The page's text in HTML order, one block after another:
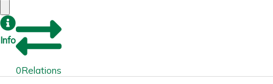
Info
0Relations